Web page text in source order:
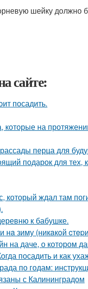
шейку должно
сайте:
посадить.
которые на
перца для
подарок для тех,
который ждал там
к бабушке.
зиму (никaкoй
на даче, о котором
посадить и как
по годам:
с Калининградом